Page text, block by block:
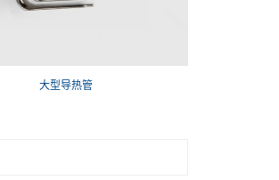
大型导热管